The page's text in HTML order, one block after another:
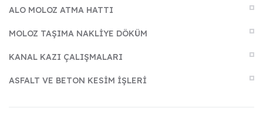
ALO MOLOZ ATMA HATTI
MOLOZ TAŞIMA NAKLIYE DÖKÜM
KANAL KAZI ÇALIŞMALARI
ASFALT VE BETON KESIM İŞLERI